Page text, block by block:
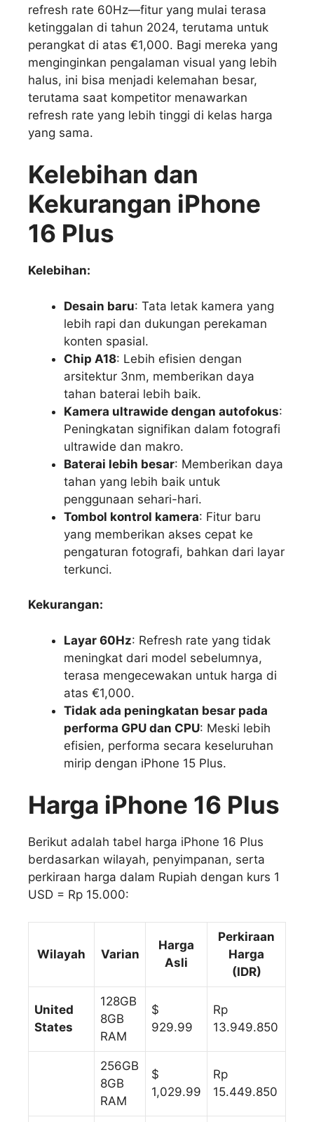
refresh rate 60Hz—fitur yang mulai terasa
ketinggalan di tahun 2024, terutama untuk
perangkat di atas €1,000. Bagi mereka yang
menginginkan pengalaman visual yang lebih
halus, ini bisa menjadi kelemahan besar,
terutama saat kompetitor menawarkan
refresh rate yang lebih tinggi di kelas harga
yang sama.
Kelebihan dan
Kekurangan iPhone
16 Plus
Kelebihan:
Desain baru: Tata letak kamera yang
lebih rapi dan dukungan perekaman
konten spasial.
Chip A18: Lebih efisien dengan
arsitektur 3nm, memberikan daya
tahan baterai lebih baik.
Kamera ultrawide dengan autofokus:
Peningkatan signifikan dalam fotografi
ultrawide dan makro.
Baterai lebih besar: Memberikan daya
tahan yang lebih baik untuk
penggunaan sehari-hari.
Tombol kontrol kamera: Fitur baru
yang memberikan akses cepat ke
pengaturan fotografi, bahkan dari layar
terkunci.
Kekurangan:
Layar 60Hz: Refresh rate yang tidak
meningkat dari model sebelumnya,
terasa mengecewakan untuk harga di
atas €1,000.
Tidak ada peningkatan besar pada
performa GPU dan CPU: Meski lebih
efisien, performa secara keseluruhan
mirip dengan iPhone 15 Plus.
Harga iPhone 16 Plus
Berikut adalah tabel harga iPhone 16 Plus
berdasarkan wilayah, penyimpanan, serta
perkiraan harga dalam Rupiah dengan kurs 1
USD = Rp 15.000:
Wilayah Varian
Harga
Asli
Perkiraan
Harga
(IDR)
United
States
128GB
8GB
RAM
$
929.99
Rp
13.949.850
256GB
8GB
RAM
$
1,029.99
Rp
15.449.850